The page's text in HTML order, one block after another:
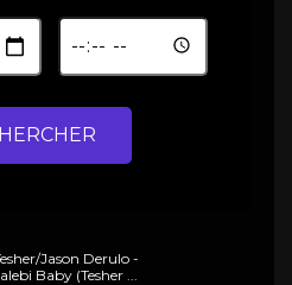
Jason Derulo -
Baby (Tesher ...